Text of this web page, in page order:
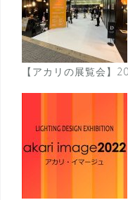
【アカリの展覧会】